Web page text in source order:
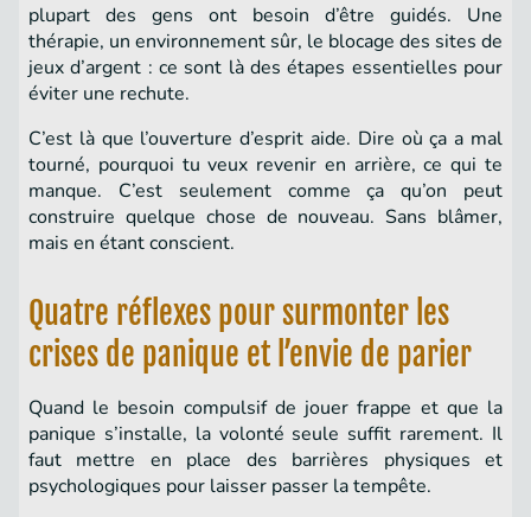
plupart des gens ont besoin d’être guidés. Une
thérapie, un environnement sûr, le blocage des sites de
jeux d’argent : ce sont là des étapes essentielles pour
éviter une rechute.
C’est là que l’ouverture d’esprit aide. Dire où ça a mal
tourné, pourquoi tu veux revenir en arrière, ce qui te
manque. C’est seulement comme ça qu’on peut
construire quelque chose de nouveau. Sans blâmer,
mais en étant conscient.
Quatre réflexes pour surmonter les
crises de panique et l’envie de parier
Quand le besoin compulsif de jouer frappe et que la
panique s’installe, la volonté seule suffit rarement. Il
faut mettre en place des barrières physiques et
psychologiques pour laisser passer la tempête.